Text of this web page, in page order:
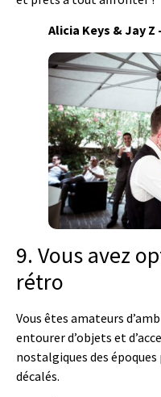
Alicia Keys & Jay Z
9. Vous avez
rétro
Vous êtes amateurs
entourer d’objets et
nostalgiques des
décalés.